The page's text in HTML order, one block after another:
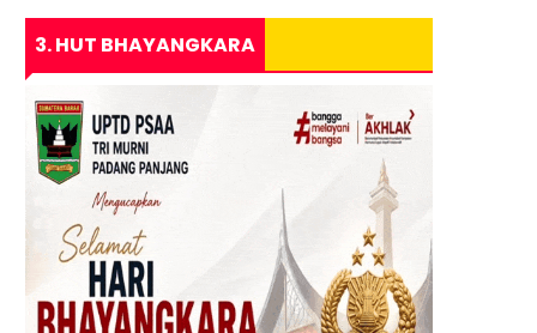
3. HUT BHAYANGKARA